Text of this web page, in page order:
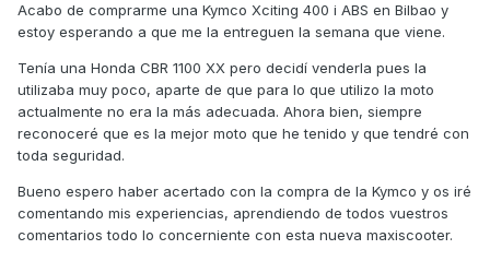
Acabo de comprarme una Kymco Xciting 400 i ABS en Bilbao y
estoy esperando a que me la entreguen la semana que viene.
Tenía una Honda CBR 1100 XX pero decidí venderla pues la
utilizaba muy poco, aparte de que para lo que utilizo la moto
actualmente no era la más adecuada. Ahora bien, siempre
reconoceré que es la mejor moto que he tenido y que tendré con
toda seguridad.
Bueno espero haber acertado con la compra de la Kymco y os iré
comentando mis experiencias, aprendiendo de todos vuestros
comentarios todo lo concerniente con esta nueva maxiscooter.